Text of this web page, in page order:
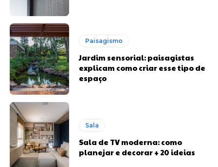
Paisagismo
Jardim sensorial: paisagistas
explicam como criar esse tipo de
espaço
Sala
Sala de TV moderna: como
planejar e decorar + 20 ideias